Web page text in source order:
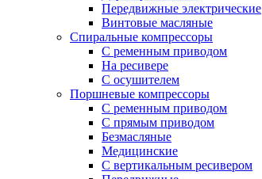
Передвижные электрические
Винтовые масляные
Спиральные компрессоры
С ременным приводом
На ресивере
С осушителем
Поршневые компрессоры
С ременным приводом
С прямым приводом
Безмасляные
Медицинские
С вертикальным ресивером